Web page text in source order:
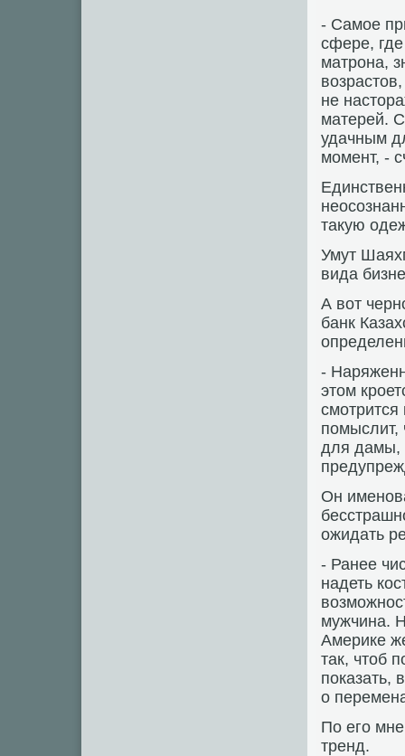
- Самое
сфере,
матрона,
не
матерей.
удачным
момент, -
такую
Умут
вида
А вот
банк
-
этом
смотрится
помыслит,
для дамы,
Он
ожидать
- Ранее
надеть
мужчина.
Америке
так, чтоб
показать,
о
По его
тренд.